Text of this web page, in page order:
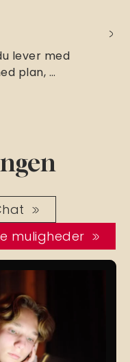
lever med
plan, …
muligheder